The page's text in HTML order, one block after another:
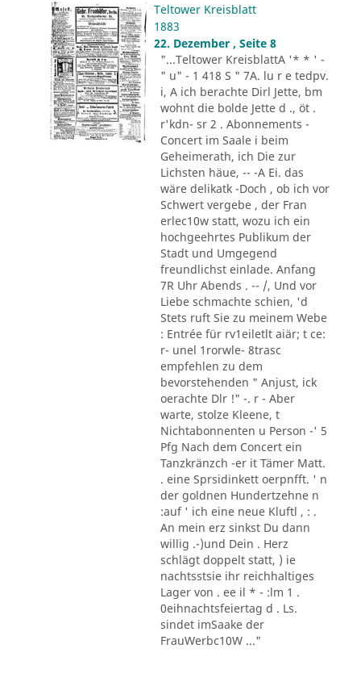
Teltower Kreisblatt
1883
22. Dezember , Seite 8
"...Teltower KreisblattA '* * ' -
" u" - 1 418 S " 7A. lu r e tedpv.
i, A ich berachte Dirl Jette, bm
wohnt die bolde Jette d ., öt .
r'kdn- sr 2 . Abonnements -
Concert im Saale i beim
Geheimerath, ich Die zur
Lichsten häue, -- -A Ei. das
wäre delikatk -Doch , ob ich vor
Schwert vergebe , der Fran
erlec10w statt, wozu ich ein
hochgeehrtes Publikum der
Stadt und Umgegend
freundlichst einlade. Anfang
7R Uhr Abends . -- /, Und vor
Liebe schmachte schien, 'd
Stets ruft Sie zu meinem Webe
: Entrée für rv1eiletlt aiär; t ce:
r- unel 1rorwle- 8trasc
empfehlen zu dem
bevorstehenden " Anjust, ick
oerachte Dlr !" -. r - Aber
warte, stolze Kleene, t
Nichtabonnenten u Person -' 5
Pfg Nach dem Concert ein
Tanzkränzch -er it Tämer Matt.
. eine Sprsidinkett oerpnfft. ' n
der goldnen Hundertzehne n
:auf ' ich eine neue Kluftl , : .
An mein erz sinkst Du dann
willig .-)und Dein . Herz
schlägt doppelt statt, ) ie
nachtsstsie ihr reichhaltiges
Lager von . ee il * - :lm 1 .
0eihnachtsfeiertag d . Ls.
sindet imSaake der
FrauWerbc10W ..."